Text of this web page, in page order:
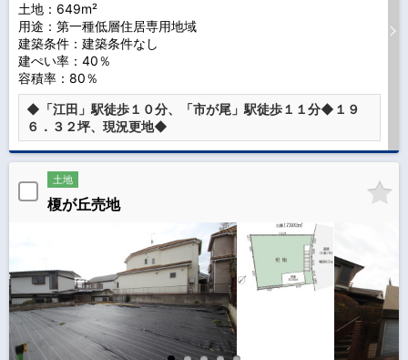
土地：649m²
用途：第一種低層住居専用地域
建築条件： 建築条件なし
建ぺい率：40％
容積率：80％
◆「江田」駅徒歩１０分、「市が尾」駅徒歩１１分◆１９
６．３２坪、現況更地◆
土地
榎が丘売地